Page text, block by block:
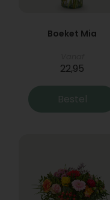
Boeket Mia
22,95
Bestel